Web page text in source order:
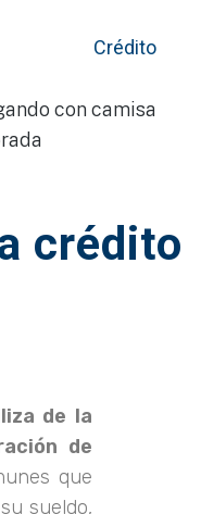
Crédito
crédito
de la
de
que
sueldo,